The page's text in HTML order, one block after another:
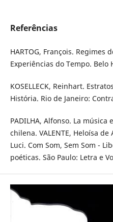
Referências
HARTOG, François. Regimes
Experiências do Tempo. Belo
KOSELLECK, Reinhart.
História. Rio de Janeiro:
PADILHA, Alfonso. La
chilena. VALENTE, Heloísa de
Luci. Com Som, Sem Som -
poéticas. São Paulo: Letra e